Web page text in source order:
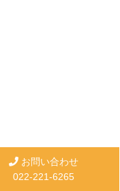
お問い合わせ
022-221-6265